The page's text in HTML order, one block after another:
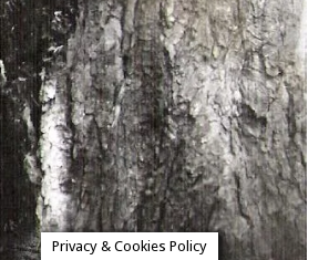
Privacy & Cookies Policy